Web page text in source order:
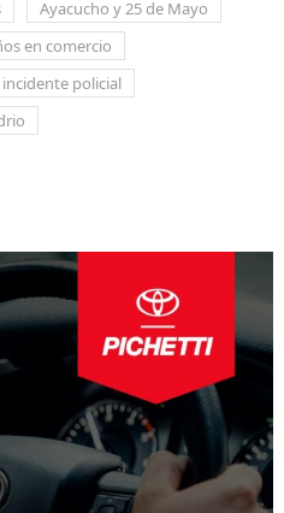
Ayacucho y 25 de Mayo
en comercio
incidente policial